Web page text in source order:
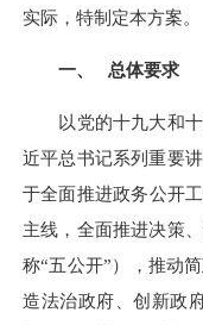
实际，特制定本方案。
一、 总体要求
以党的十九大和
近平总书记系列重要
于全面推进政务公开
主线，全面推进决策
称“五公开”），推动
造法治政府、创新政